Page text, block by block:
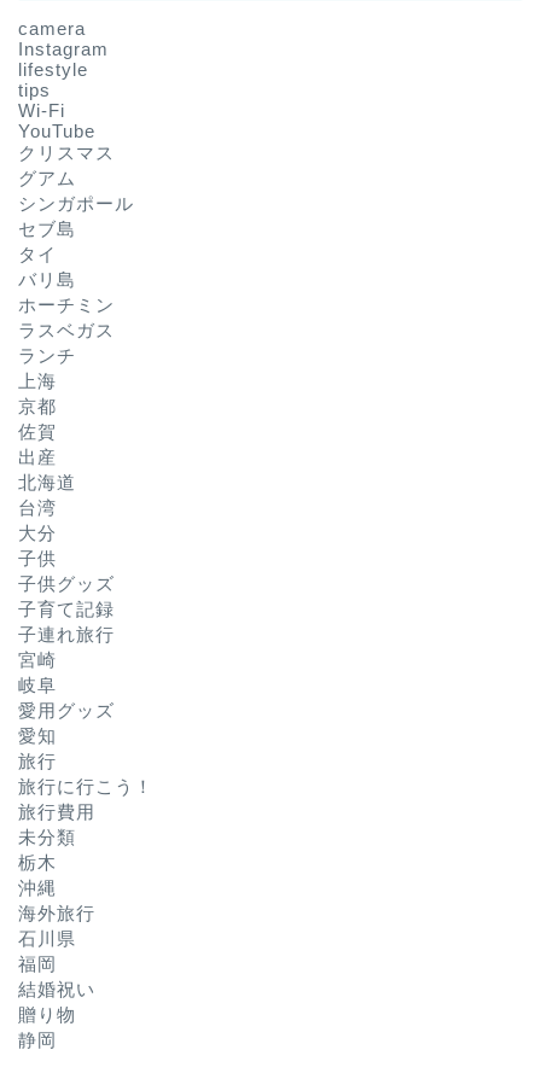
camera
Instagram
lifestyle
tips
Wi-Fi
YouTube
クリスマス
グアム
シンガポール
セブ島
タイ
バリ島
ホーチミン
ラスベガス
ランチ
上海
京都
佐賀
出産
北海道
台湾
大分
子供
子供グッズ
子育て記録
子連れ旅行
宮崎
岐阜
愛用グッズ
愛知
旅行
旅行に行こう！
旅行費用
未分類
栃木
沖縄
海外旅行
石川県
福岡
結婚祝い
贈り物
静岡